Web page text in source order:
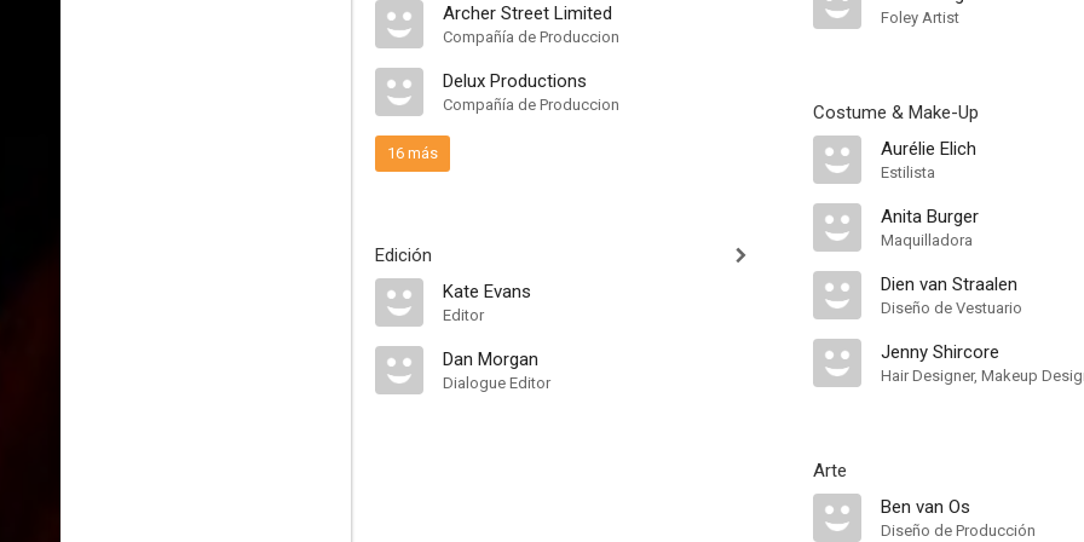
Archer Street Limited
Compañía de Produccion
Delux Productions
Compañía de Produccion
16 más
Edición
Kate Evans
Editor
Dan Morgan
Dialogue Editor
Foley Artist
Costume & Make-Up
Aurélie Elich
Estilista
Anita Burger
Maquilladora
Dien van Straalen
Diseño de Vestuario
Jenny Shircore
Hair Designer, Makeup
Arte
Ben van Os
Diseño de Producción